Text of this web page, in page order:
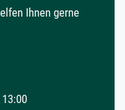
Ihnen gerne